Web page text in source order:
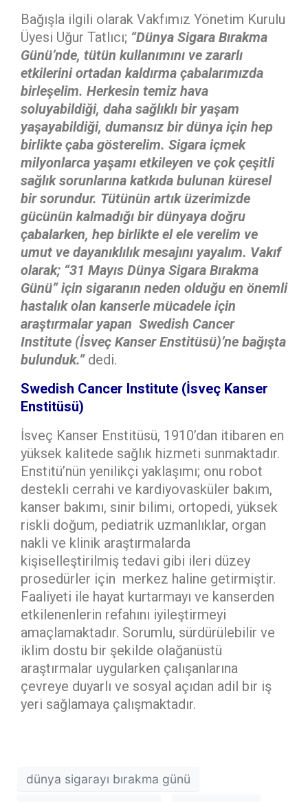
Bağışla ilgili olarak Vakfımız Yönetim Kurulu
Üyesi Uğur Tatlıcı; “Dünya Sigara Bırakma
Günü’nde, tütün kullanımını ve zararlı
etkilerini ortadan kaldırma çabalarımızda
birleşelim. Herkesin temiz hava
soluyabildiği, daha sağlıklı bir yaşam
yaşayabildiği, dumansız bir dünya için hep
birlikte çaba gösterelim. Sigara içmek
milyonlarca yaşamı etkileyen ve çok çeşitli
sağlık sorunlarına katkıda bulunan küresel
bir sorundur. Tütünün artık üzerimizde
gücünün kalmadığı bir dünyaya doğru
çabalarken, hep birlikte el ele verelim ve
umut ve dayanıklılık mesajını yayalım. Vakıf
olarak; “31 Mayıs Dünya Sigara Bırakma
Günü” için sigaranın neden olduğu en önemli
hastalık olan kanserle mücadele için
araştırmalar yapan Swedish Cancer
Institute (İsveç Kanser Enstitüsü)’ne bağışta
bulunduk.”dedi.
Swedish Cancer Institute (İsveç Kanser
Enstitüsü)
İsveç Kanser Enstitüsü, 1910’dan itibaren en
yüksek kalitede sağlık hizmeti sunmaktadır.
Enstitü’nün yenilikçi yaklaşımı; onu robot
destekli cerrahi ve kardiyovasküler bakım,
kanser bakımı, sinir bilimi, ortopedi, yüksek
riskli doğum, pediatrik uzmanlıklar, organ
nakli ve klinik araştırmalarda
kişiselleştirilmiş tedavi gibi ileri düzey
prosedürler için merkez haline getirmiştir.
Faaliyeti ile hayat kurtarmayı ve kanserden
etkilenenlerin refahını iyileştirmeyi
amaçlamaktadır. Sorumlu, sürdürülebilir ve
iklim dostu bir şekilde olağanüstü
araştırmalar uygularken çalışanlarına
çevreye duyarlı ve sosyal açıdan adil bir iş
yeri sağlamaya çalışmaktadır.
dünya sigarayı bırakma günü